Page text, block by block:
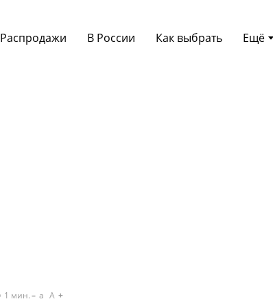
Ещё
Распродажи В России Как выбрать
1 мин. a A